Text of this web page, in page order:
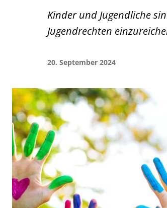
Kinder und Jugendliche
Jugendrechten
20. September 2024